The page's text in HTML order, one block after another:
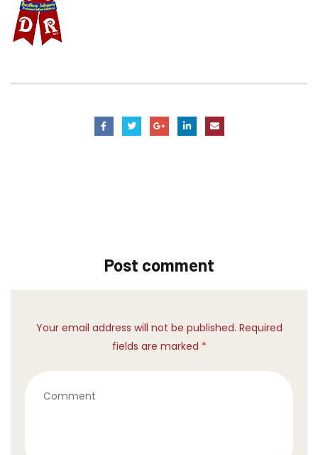
Post comment
Your email address will not be published. Required
fields are marked *